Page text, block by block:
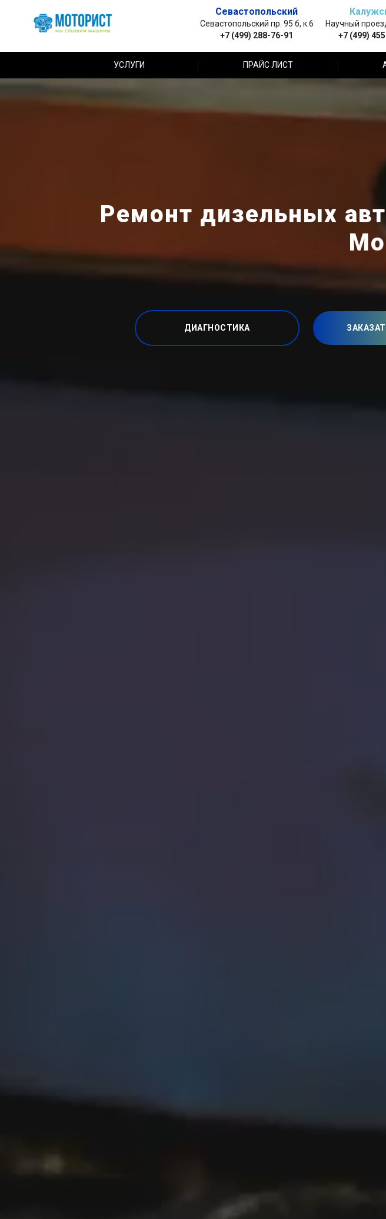
Севастопольский
Севастопольский пр. 95 б, к.6
+7 (499) 288-76-91
Научный
+7 (499)
УСЛУГИ ПРАЙС ЛИСТ
Ремонт дизельных
ДИАГНОСТИКА